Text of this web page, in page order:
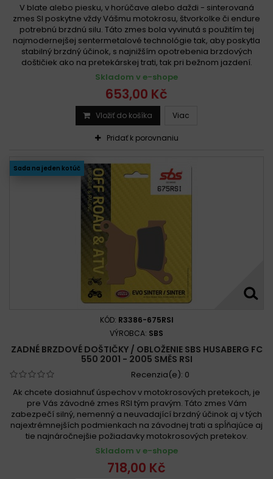
V blate alebo piesku, v horúčave alebo daždi - sinterovaná
zmes SI poskytne vždy Vášmu motokrosu, štvorkolke či endure
potrebnú brzdnú silu. Táto zmes bola vyvinutá s použitím tej
najmodernejšej sentermetalové technológie tak, aby poskytla
stabilný brzdný účinok, s najnižším opotrebenia brzdových
doštičiek ako na pretekárskej trati, tak pri bežnom jazdení.
Skladom v e-shope
653,00 Kč
Vložiť do košíka Viac
Pridať k porovnaniu
Sada na jeden kotúč
KÓD: R3386-675RSI
VÝROBCA: SBS
ZADNÉ BRZDOVÉ DOŠTIČKY / OBLOŽENIE SBS HUSABERG FC
550 2001 - 2005 SMĚS RSI
Recenzia(e): 0
Ak chcete dosiahnuť úspechov v motokrosových pretekoch, je
pre Vás závodné zmes RSI tým pravým. Táto zmes Vám
zabezpečí silný, nemenný a neuvadající brzdný účinok aj v tých
najextrémnejších podmienkach na závodnej trati a spĺňajúce aj
tie najnáročnejšie požiadavky motokrosových pretekov.
Skladom v e-shope
718,00 Kč